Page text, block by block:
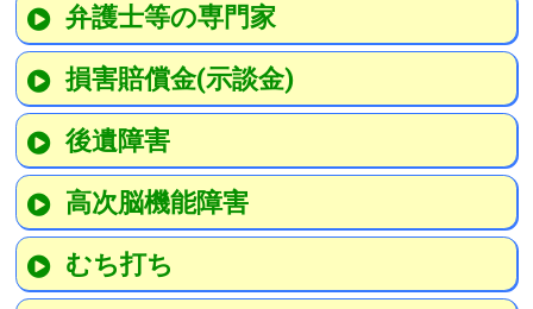
弁護士等の専門家
損害賠償金(示談金)
後遺障害
高次脳機能障害
むち打ち